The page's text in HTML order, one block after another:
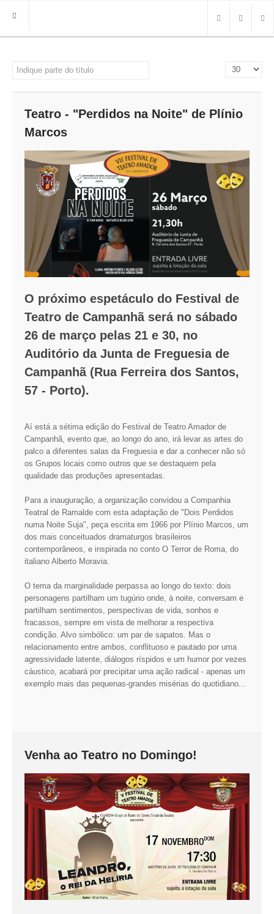
FREGUESIA
INFO
HISTÓRIA
ROTEIRO TURÍSTICO
TRANSPORTES
CONTACTOS ÚTEIS
IMPRENSA
BRASÃO
FOTOS
CONSTITUIÇÃO
PRESIDENTE
ASSEMBLEIA DE FREGUESIA
DOCUMENTOS
ATAS E DOCUMENTOS DA ASSEMBLEIA
REGULAMENTOS E TAXAS
PLANO E ORÇAMENTO
RELATÓRIO E CONTAS
INVENTÁRIO
RECRUTAMENTO PESSOAL
ORÇAMENTO COLABORATIVO
FUNDO DE APOIO AO ASSOCIATIVISMO
SUBVENÇÕES PÚBLICAS
SERVIÇOS
GERAIS
RECENSEAMENTO ELEITORAL
VENDA AMBULANTE
EMPREGO (GIP)
APOIO AOS DESEMPREGADOS
APOIO ÀS EMPRESAS
OFERTAS DE EMPREGO
Indique parte do título Qtd. a
Teatro - "Perdidos na Noite" de Plínio
Marcos
O próximo espetáculo do Festival de
Teatro de Campanhã será no sábado
26 de março pelas 21 e 30, no
Auditório da Junta de Freguesia de
Campanhã (Rua Ferreira dos Santos,
57 - Porto).
Aí está a sétima edição do Festival de Teatro Amador de
Campanhã, evento que, ao longo do ano, irá levar as artes do
palco a diferentes salas da Freguesia e dar a conhecer não só
os Grupos locais como outros que se destaquem pela
qualidade das produções apresentadas.
Para a inauguração, a organização convidou a Companhia
Teatral de Ramalde com esta adaptação de "Dois Perdidos
numa Noite Suja", peça escrita em 1966 por Plínio Marcos, um
dos mais conceituados dramaturgos brasileiros
contemporâneos, e inspirada no conto O Terror de Roma, do
italiano Alberto Moravia.
O tema da marginalidade perpassa ao longo do texto: dois
personagens partilham um tugúrio onde, à noite, conversam e
partilham sentimentos, perspectivas de vida, sonhos e
fracassos, sempre em vista de melhorar a respectiva
condição. Alvo simbólico: um par de sapatos. Mas o
relacionamento entre ambos, conflituoso e pautado por uma
agressividade latente, diálogos ríspidos e um humor por vezes
cáustico, acabará por precipitar uma ação radical - apenas um
exemplo mais das pequenas-grandes misérias do quotidiano...
Venha ao Teatro no Domingo!